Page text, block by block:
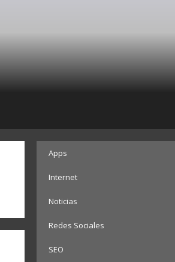
Apps
Internet
Noticias
Redes Sociales
SEO